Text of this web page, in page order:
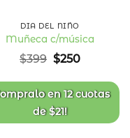
de
deseos
DÍA DEL NIÑO
Muñeca c/música
$399 El
original
era:
$399.
$250El
actual
es:
$250.
en12 cuotas
de$21!